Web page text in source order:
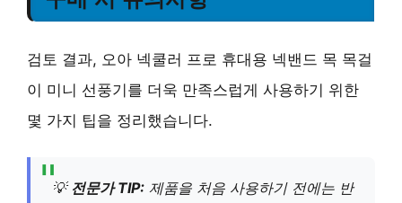
검토 결과, 오아 넥쿨러 프로 휴대용 넥밴드 목 목걸
이 미니 선풍기를 더욱 만족스럽게 사용하기 위한
몇 가지 팁을 정리했습니다.
💡 전문가 TIP: 제품을 처음 사용하기 전에는 반